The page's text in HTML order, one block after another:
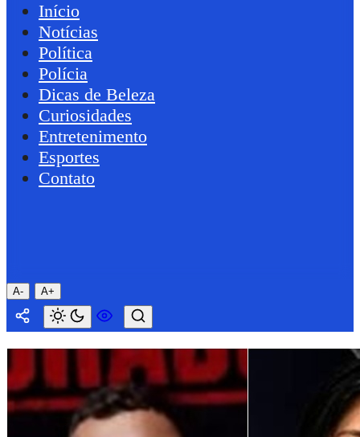
Início
Notícias
Política
Polícia
Dicas de Beleza
Curiosidades
Entretenimento
Esportes
Contato
A- A+